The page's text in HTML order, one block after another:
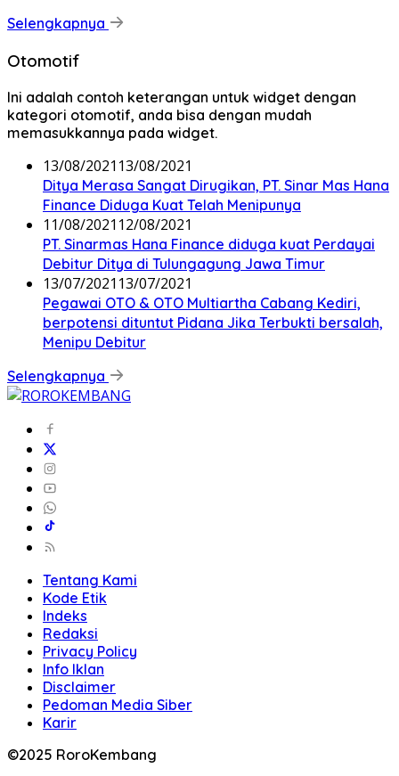
Selengkapnya
Otomotif
Ini adalah contoh keterangan untuk widget dengan
kategori otomotif, anda bisa dengan mudah
memasukkannya pada widget.
13/08/2021 13/08/2021
Ditya Merasa Sangat Dirugikan, PT. Sinar Mas Hana
Finance Diduga Kuat Telah Menipunya
11/08/2021 12/08/2021
PT. Sinarmas Hana Finance diduga kuat Perdayai
Debitur Ditya di Tulungagung Jawa Timur
13/07/2021 13/07/2021
Pegawai OTO & OTO Multiartha Cabang Kediri,
berpotensi dituntut Pidana Jika Terbukti bersalah,
Menipu Debitur
Selengkapnya
Tentang Kami
Kode Etik
Indeks
Redaksi
Privacy Policy
Info Iklan
Disclaimer
Pedoman Media Siber
Karir
©2025 RoroKembang